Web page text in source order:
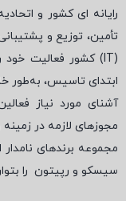
رایانه ای کشور و
تأمین، توزیع و
(
IT) کشور فعالیت خود
ابتدای تاسیس، به‌طور
آشنای مورد نیاز
مجوزهای لازمه در
مجموعه برندهای
سیسکو و رپیتون را